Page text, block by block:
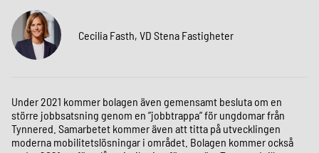
Cecilia Fasth, VD Stena Fastigheter
Under 2021 kommer bolagen även gemensamt besluta om en
större jobbsatsning genom en ”jobbtrappa” för ungdomar från
Tynnered. Samarbetet kommer även att titta på utvecklingen
moderna mobilitetslösningar i området. Bolagen kommer också